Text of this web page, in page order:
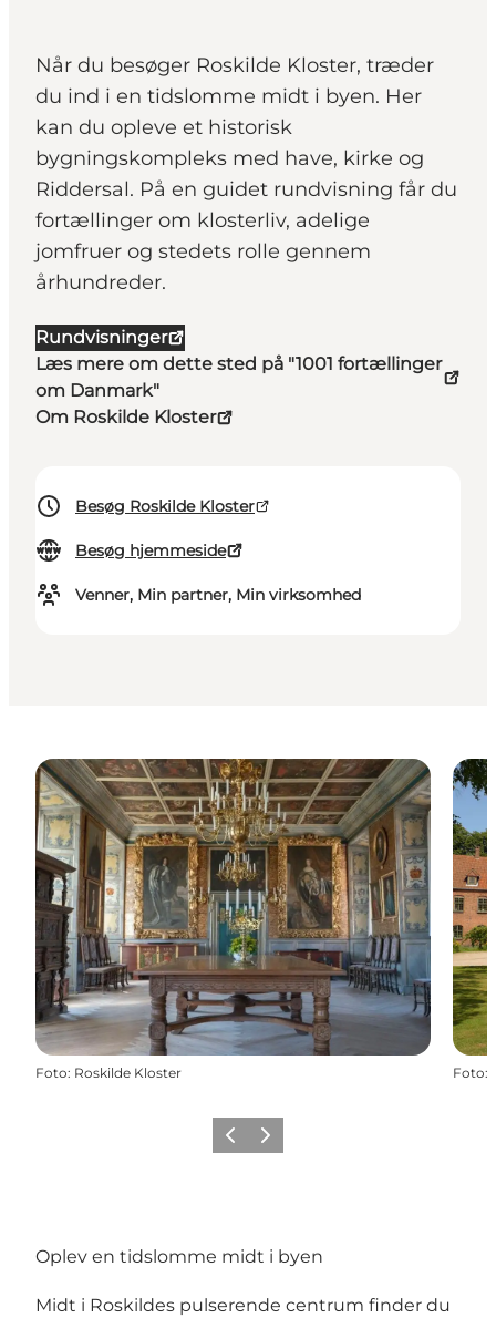
Når du besøger Roskilde Kloster, træder
du ind i en tidslomme midt i byen. Her
kan du opleve et historisk
bygningskompleks med have, kirke og
Riddersal. På en guidet rundvisning får du
fortællinger om klosterliv, adelige
jomfruer og stedets rolle gennem
århundreder.
Rundvisninger
Læs mere om dette sted på "1001 fortællinger
om Danmark"
Om Roskilde Kloster
Besøg Roskilde Kloster
Besøg hjemmeside
Venner, Min partner, Min virksomhed
Foto: Roskilde Kloster Foto:
Forrige billede
Næste billede
Oplev en tidslomme midt i byen
Midt i Roskildes pulserende centrum finder du